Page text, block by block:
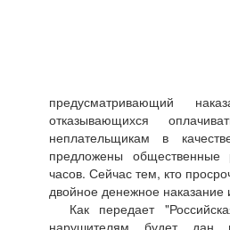
предусматривающий
отказывающихся
неплательщикам в
предложены
часов. Сейчас тем, кто
двойное денежное наказание
Как передает
нарушителям будет дан